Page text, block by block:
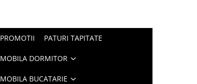
PROMOTII PATURI TAPITATE
MOBILA DORMITOR
MOBILA BUCATARIE